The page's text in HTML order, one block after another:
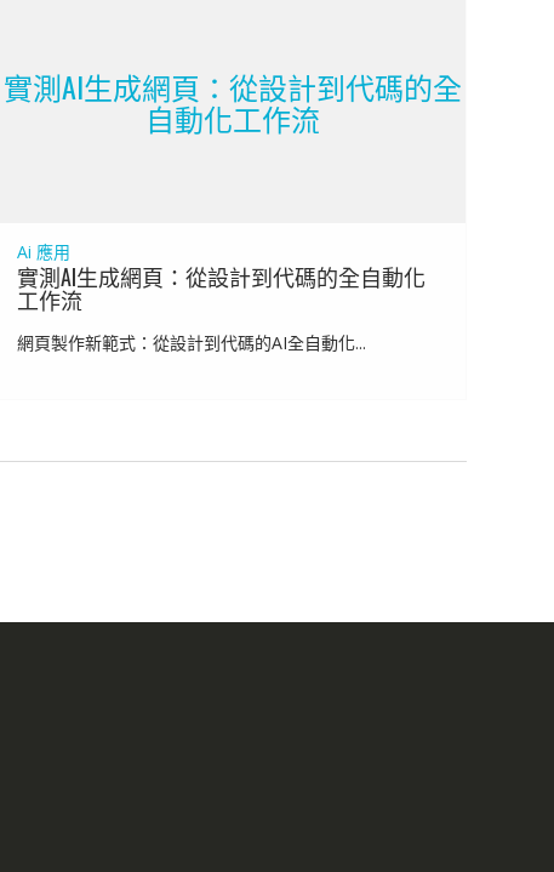
實測AI生成網頁：從設計到代碼的全
自動化工作流
Ai 應用
實測AI生成網頁：從設計到代碼的全自動化
工作流
網頁製作新範式：從設計到代碼的AI全自動化...